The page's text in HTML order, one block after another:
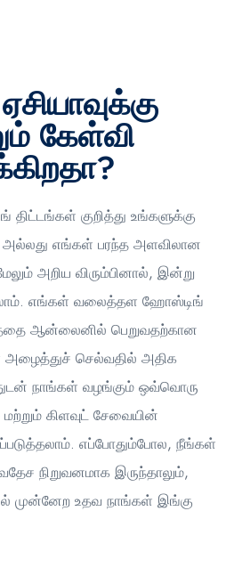
கேள்வி
குறித்து உங்களுக்கு
அல்லது எங்கள் பரந்த அளவிலான
அறிய விரும்பினால், இன்று
எங்கள் வலைத்தள ஹோஸ்டிங்
ஆன்லைனில் பெறுவதற்கான
செல்வதில் அதிக
நாங்கள் வழங்கும் ஒவ்வொரு
கிளவுட் சேவையின்
எப்போதும்போல, நீங்கள்
நிறுவனமாக இருந்தாலும்,
உதவ நாங்கள் இங்கு